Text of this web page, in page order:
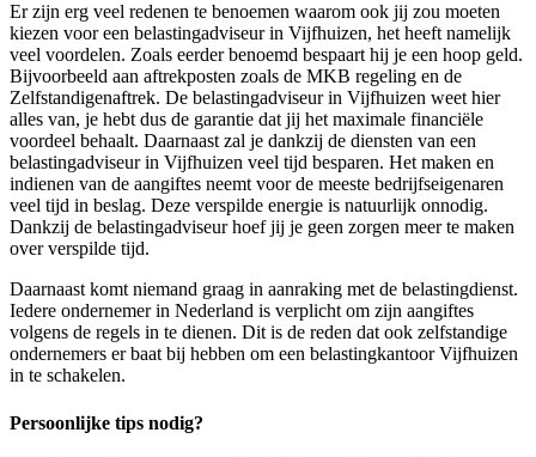
Er zijn erg veel redenen te benoemen waarom ook jij zou moeten
kiezen voor een belastingadviseur in Vijfhuizen, het heeft namelijk
veel voordelen. Zoals eerder benoemd bespaart hij je een hoop geld.
Bijvoorbeeld aan aftrekposten zoals de MKB regeling en de
Zelfstandigenaftrek. De belastingadviseur in Vijfhuizen weet hier
alles van, je hebt dus de garantie dat jij het maximale financiële
voordeel behaalt. Daarnaast zal je dankzij de diensten van een
belastingadviseur in Vijfhuizen veel tijd besparen. Het maken en
indienen van de aangiftes neemt voor de meeste bedrijfseigenaren
veel tijd in beslag. Deze verspilde energie is natuurlijk onnodig.
Dankzij de belastingadviseur hoef jij je geen zorgen meer te maken
over verspilde tijd.
Daarnaast komt niemand graag in aanraking met de belastingdienst.
Iedere ondernemer in Nederland is verplicht om zijn aangiftes
volgens de regels in te dienen. Dit is de reden dat ook zelfstandige
ondernemers er baat bij hebben om een belastingkantoor Vijfhuizen
in te schakelen.
Persoonlijke tips nodig?